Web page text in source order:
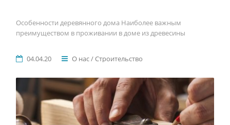
Особенности деревянного дома Наиболее важным
преимуществом в проживании в доме из древесины
04.04.20 О нас / Строительство